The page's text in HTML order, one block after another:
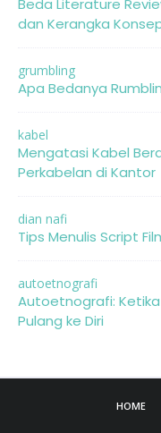
Beda Literature
dan Kerangka
grumbling
Apa Bedanya
kabel
Mengatasi Kabel
Perkabelan di Kantor
dian nafi
Tips Menulis Script
autoetnografi
Autoetnografi:
Pulang ke Diri
HOME